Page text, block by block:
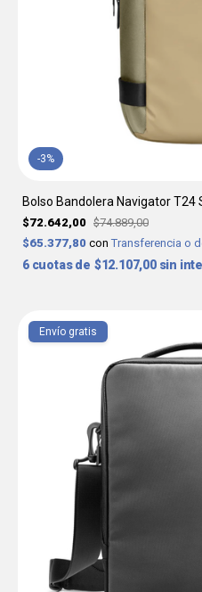
-3%
Bolso Bandolera Navigator T24
$72.642,00 $74.889,00
$65.377,80 con Transferencia o
6 $12.107,00 sin
Envío gratis